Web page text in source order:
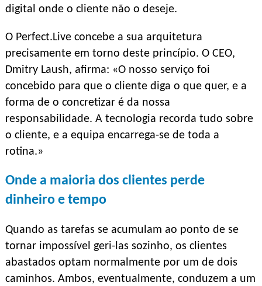
digital onde o cliente não o deseje.
O Perfect.Live concebe a sua arquitetura
precisamente em torno deste princípio. O CEO,
Dmitry Laush, afirma: «O nosso serviço foi
concebido para que o cliente diga o que quer, e a
forma de o concretizar é da nossa
responsabilidade. A tecnologia recorda tudo sobre
o cliente, e a equipa encarrega-se de toda a
rotina.»
Onde a maioria dos clientes perde
dinheiro e tempo
Quando as tarefas se acumulam ao ponto de se
tornar impossível geri-las sozinho, os clientes
abastados optam normalmente por um de dois
caminhos. Ambos, eventualmente, conduzem a um